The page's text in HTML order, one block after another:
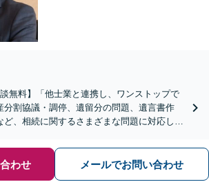
無料】「他士業と連携し、ワンストップで
分割協議・調停、遺留分の問題、遺言書作
ど、相続に関するさまざまな問題に対応して
わせ メールでお問い合わせ